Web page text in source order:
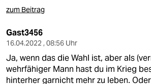
zum Beitrag
Gast3456
16.04.2022 , 08:56 Uhr
Ja, wenn das die Wahl ist, aber als
wehrfähiger Mann hast du im Krieg
hinterher garnicht mehr zu leben.